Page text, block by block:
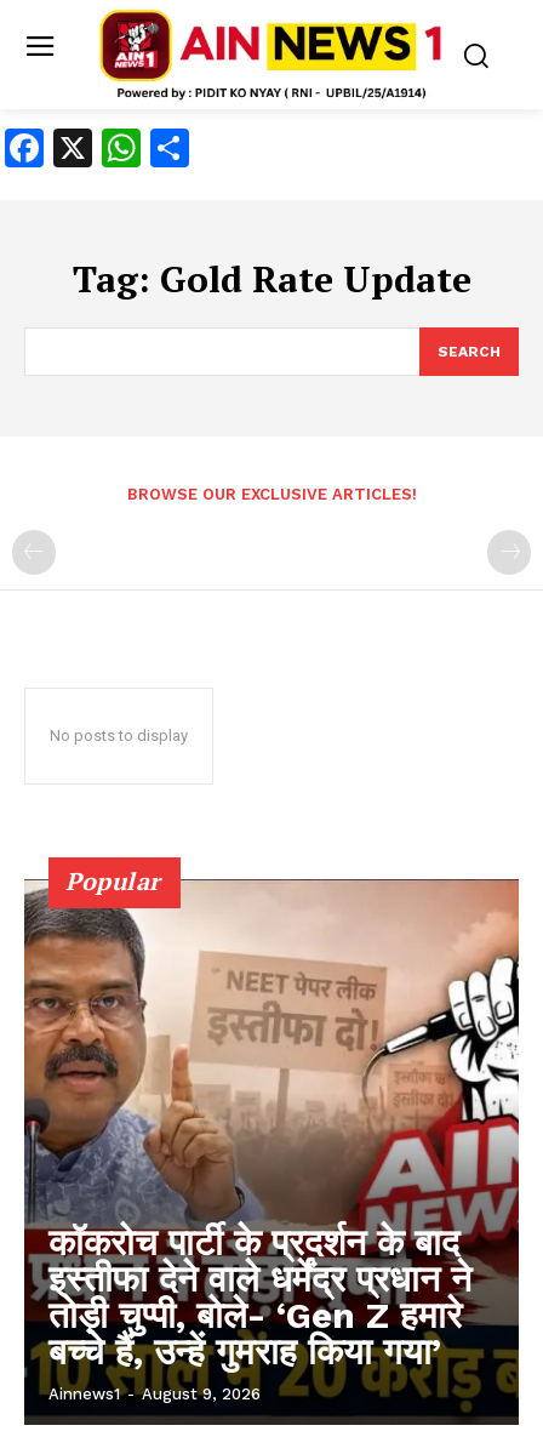
Facebook
X WhatsApp
Tag: Gold Rate Update
SEARCH
BROWSE OUR EXCLUSIVE ARTICLES!
No posts to display
Popular
कॉकरोच पार्टी के प्रदर्शन के बाद
इस्तीफा देने वाले धर्मेंद्र प्रधान ने
तोड़ी चुप्पी, बोले- ‘Gen Z हमारे
बच्चे हैं, उन्हें गुमराह किया गया’
Ainnews1 - August 9, 2026